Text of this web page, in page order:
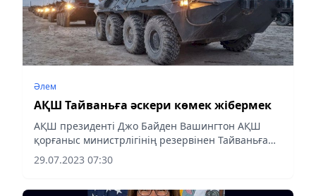
Әлем
АҚШ Тайваньға әскери көмек жібермек
АҚШ президенті Джо Байден Вашингтон АҚШ
қорғаныс министрлігінің резервінен Тайваньға
345 миллион долларға дейін көмек көрсететінін
айтты, деп хабарлайды Almaty-akshamy.kz
29.07.2023 07:30